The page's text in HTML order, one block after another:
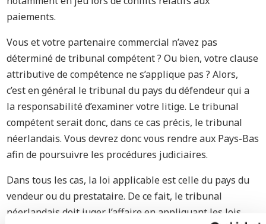
paiements.
Vous et votre partenaire commercial n’avez pas
déterminé de tribunal compétent ? Ou bien, votre clause
attributive de compétence ne s’applique pas ? Alors,
c’est en général le tribunal du pays du défendeur qui a
la responsabilité d’examiner votre litige. Le tribunal
compétent serait donc, dans ce cas précis, le tribunal
néerlandais. Vous devrez donc vous rendre aux Pays-Bas
afin de poursuivre les procédures judiciaires.
Dans tous les cas, la loi applicable est celle du pays du
vendeur ou du prestataire. De ce fait, le tribunal
néerlandais doit juger l’affaire en appliquant les lois